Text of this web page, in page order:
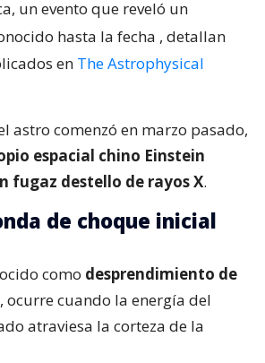
un evento que reveló un
hasta la fecha , detallan
en The Astrophysical
astro comenzó en marzo pasado,
espacial chino Einstein
fugaz destello de rayos X.
de choque inicial
como desprendimiento de
, ocurre cuando la energía del
atraviesa la corteza de la